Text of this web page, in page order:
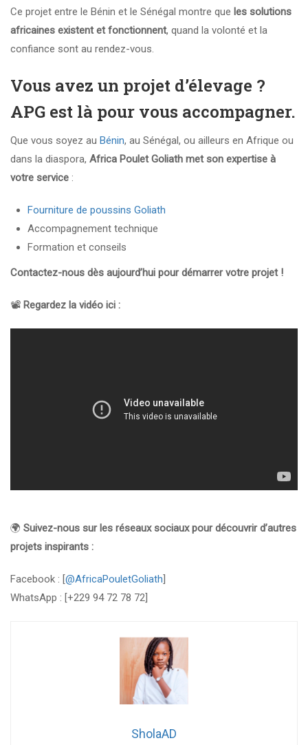
Ce projet entre le Bénin et le Sénégal montre que les solutions
africaines existent et fonctionnent, quand la volonté et la
confiance sont au rendez-vous.
Vous avez un projet d’élevage ?
APG est là pour vous accompagner.
Que vous soyez au Bénin, au Sénégal, ou ailleurs en Afrique ou
dans la diaspora, Africa Poulet Goliath met son expertise à
votre service :
Fourniture de poussins Goliath
Accompagnement technique
Formation et conseils
Contactez-nous dès aujourd’hui pour démarrer votre projet !
📽️ Regardez la vidéo ici :
🌍 Suivez-nous sur les réseaux sociaux pour découvrir d’autres
projets inspirants :
Facebook : [@AfricaPouletGoliath]
WhatsApp : [+229 94 72 78 72]
SholaAD